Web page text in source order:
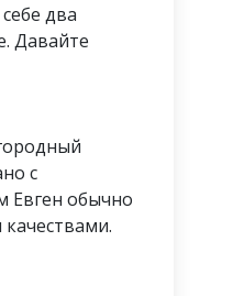
два
Давайте
с
Евген обычно